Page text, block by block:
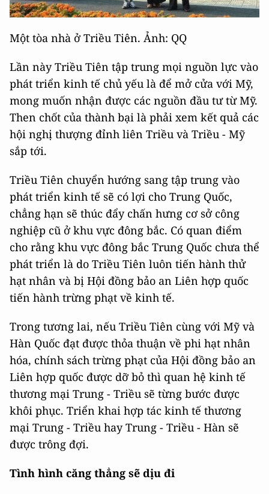
Một tòa nhà ở Triều Tiên. Ảnh: QQ
Lần này Triều Tiên tập trung mọi nguồn lực vào
phát triển kinh tế chủ yếu là để mở cửa với Mỹ,
mong muốn nhận được các nguồn đầu tư từ Mỹ.
Then chốt của thành bại là phải xem kết quả các
hội nghị thượng đỉnh liên Triều và Triều - Mỹ
sắp tới.
Triều Tiên chuyển hướng sang tập trung vào
phát triển kinh tế sẽ có lợi cho Trung Quốc,
chẳng hạn sẽ thúc đẩy chấn hưng cơ sở công
nghiệp cũ ở khu vực đông bắc. Có quan điểm
cho rằng khu vực đông bắc Trung Quốc chưa thể
phát triển là do Triều Tiên luôn tiến hành thử
hạt nhân và bị Hội đồng bảo an Liên hợp quốc
tiến hành trừng phạt về kinh tế.
Trong tương lai, nếu Triều Tiên cùng với Mỹ và
Hàn Quốc đạt được thỏa thuận về phi hạt nhân
hóa, chính sách trừng phạt của Hội đồng bảo an
Liên hợp quốc được dỡ bỏ thì quan hệ kinh tế
thương mại Trung - Triều sẽ từng bước được
khôi phục. Triển khai hợp tác kinh tế thương
mại Trung - Triều hay Trung - Triều - Hàn sẽ
được trông đợi.
Tình hình căng thẳng sẽ dịu đi